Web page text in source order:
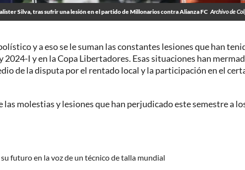
Silva, tras sufrir una lesión en el partido de Millonarios contra Alianza FC Archivo de
y a eso se le suman las constantes lesiones que han
I y en la Copa Libertadores. Esas situaciones han
de la disputa por el rentado local y la participación en el
las molestias y lesiones que han perjudicado este semestre a
futuro en la voz de un técnico de talla mundial